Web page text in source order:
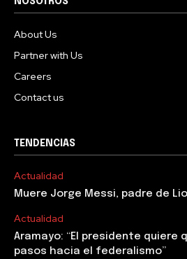
About Us
Partner with Us
Careers
Contact us
TENDENCIAS
Actualidad
Muere Jorge Messi, padre de
Actualidad
Aramayo: “El presidente quiere
pasos hacia el federalismo”